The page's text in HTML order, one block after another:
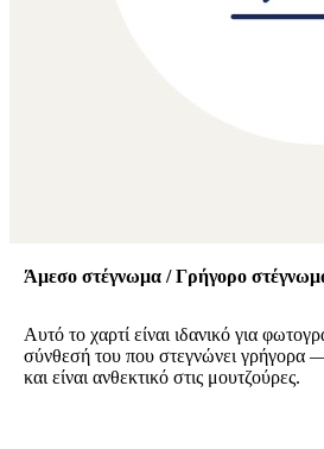
Άμεσο στέγνωμα / Γρήγορο
Αυτό το χαρτί είναι ιδανικό για
σύνθεσή του που στεγνώνει γρήγορα
και είναι ανθεκτικό στις μουτζούρες.